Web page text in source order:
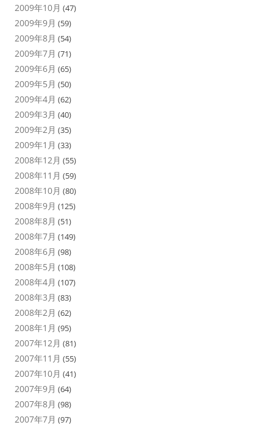
2009年10月 (47)
2009年9月 (59)
2009年8月 (54)
2009年7月 (71)
2009年6月 (65)
2009年5月 (50)
2009年4月 (62)
2009年3月 (40)
2009年2月 (35)
2009年1月 (33)
2008年12月 (55)
2008年11月 (59)
2008年10月 (80)
2008年9月 (125)
2008年8月 (51)
2008年7月 (149)
2008年6月 (98)
2008年5月 (108)
2008年4月 (107)
2008年3月 (83)
2008年2月 (62)
2008年1月 (95)
2007年12月 (81)
2007年11月 (55)
2007年10月 (41)
2007年9月 (64)
2007年8月 (98)
2007年7月 (97)